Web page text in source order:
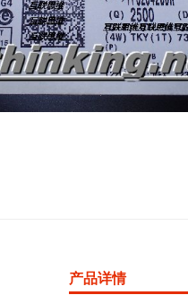
产品详情